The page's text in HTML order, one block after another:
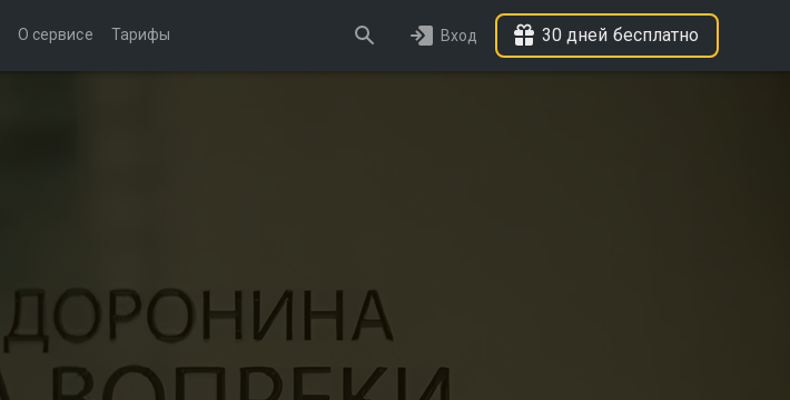
О сервисе Тарифы Вход 30 дней бесплатно